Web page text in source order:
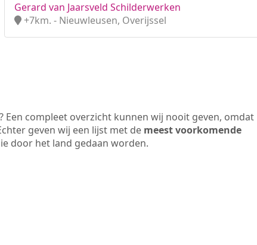
Gerard van Jaarsveld Schilderwerken
+7km. - Nieuwleusen, Overijssel
Een compleet overzicht kunnen wij nooit geven, omdat
geven wij een lijst met de meest voorkomende
door het land gedaan worden.